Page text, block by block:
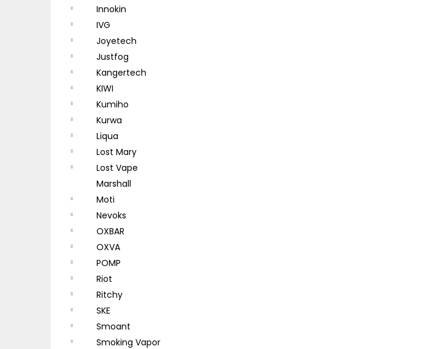
Innokin
IVG
Joyetech
Justfog
Kangertech
KIWI
Kumiho
Kurwa
Liqua
Lost Mary
Lost Vape
Marshall
Moti
Nevoks
OXBAR
OXVA
POMP
Riot
Ritchy
SKE
Smoant
Smoking Vapor